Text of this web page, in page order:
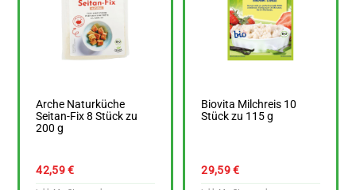
Arche Naturküche
Seitan-Fix 8 Stück zu
200 g
42,59€
Biovita Milchreis 10
Stück zu 115 g
29,59€